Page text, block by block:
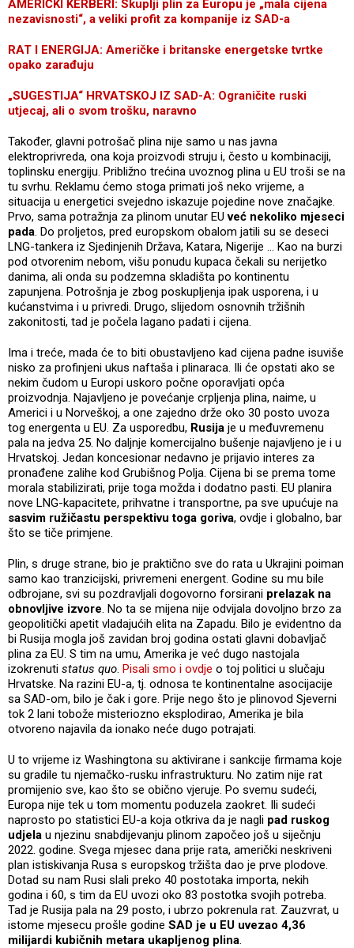
AMERIČKI KERBERI: Skuplji plin za Europu je „mala cijena
nezavisnosti“, a veliki profit za kompanije iz SAD-a
RAT I ENERGIJA: Američke i britanske energetske tvrtke
opako zarađuju
„SUGESTIJA“ HRVATSKOJ IZ SAD-A: Ograničite ruski
utjecaj, ali o svom trošku, naravno
Također, glavni potrošač plina nije samo u nas javna
elektroprivreda, ona koja proizvodi struju i, često u kombinaciji,
toplinsku energiju. Približno trećina uvoznog plina u EU troši se na
tu svrhu. Reklamu ćemo stoga primati još neko vrijeme, a
situacija u energetici svejedno iskazuje pojedine nove značajke.
Prvo, sama potražnja za plinom unutar EUveć nekoliko mjeseci
pada. Do proljetos, pred europskom obalom jatili su se deseci
LNG-tankera iz Sjedinjenih Država, Katara, Nigerije ... Kao na burzi
pod otvorenim nebom, višu ponudu kupaca čekali su nerijetko
danima, ali onda su podzemna skladišta po kontinentu
zapunjena. Potrošnja je zbog poskupljenja ipak usporena, i u
kućanstvima i u privredi. Drugo, slijedom osnovnih tržišnih
zakonitosti, tad je počela lagano padati i cijena.
Ima i treće, mada će to biti obustavljeno kad cijena padne isuviše
nisko za profinjeni ukus naftaša i plinaraca. Ili će opstati ako se
nekim čudom u Europi uskoro počne oporavljati opća
proizvodnja. Najavljeno je povećanje crpljenja plina, naime, u
Americi i u Norveškoj, a one zajedno drže oko 30 posto uvoza
tog energenta u EU. Za usporedbu, Rusija je u međuvremenu
pala na jedva 25. No daljnje komercijalno bušenje najavljeno je i u
Hrvatskoj. Jedan koncesionar nedavno je prijavio interes za
pronađene zalihe kod Grubišnog Polja. Cijena bi se prema tome
morala stabilizirati, prije toga možda i dodatno pasti. EU planira
nove LNG-kapacitete, prihvatne i transportne, pa sve upućuje na
sasvim ružičastu perspektivu toga goriva, ovdje i globalno, bar
što se tiče primjene.
Plin, s druge strane, bio je praktično sve do rata u Ukrajini poiman
samo kao tranzicijski, privremeni energent. Godine su mu bile
odbrojane, svi su pozdravljali dogovorno forsirani prelazak na
obnovljive izvore. No ta se mijena nije odvijala dovoljno brzo za
geopolitički apetit vladajućih elita na Zapadu. Bilo je evidentno da
bi Rusija mogla još zavidan broj godina ostati glavni dobavljač
plina za EU. S tim na umu, Amerika je već dugo nastojala
izokrenuti status quo. Pisali smo i ovdje o toj politici u slučaju
Hrvatske. Na razini EU-a, tj. odnosa te kontinentalne asocijacije
sa SAD-om, bilo je čak i gore. Prije nego što je plinovod Sjeverni
tok 2 lani tobože misteriozno eksplodirao, Amerika je bila
otvoreno najavila da ionako neće dugo potrajati.
U to vrijeme iz Washingtona su aktivirane i sankcije firmama koje
su gradile tu njemačko-rusku infrastrukturu. No zatim nije rat
promijenio sve, kao što se obično vjeruje. Po svemu sudeći,
Europa nije tek u tom momentu poduzela zaokret. Ili sudeći
naprosto po statistici EU-a koja otkriva da je nagli pad ruskog
udjela u njezinu snabdijevanju plinom započeo još u siječnju
2022. godine. Svega mjesec dana prije rata, američki neskriveni
plan istiskivanja Rusa s europskog tržišta dao je prve plodove.
Dotad su nam Rusi slali preko 40 postotaka importa, nekih
godina i 60, s tim da EU uvozi oko 83 postotka svojih potreba.
Tad je Rusija pala na 29 posto, i ubrzo pokrenula rat. Zauzvrat, u
istome mjesecu prošle godine SAD je u EU uvezao 4,36
milijardi kubičnih metara ukapljenog plina.